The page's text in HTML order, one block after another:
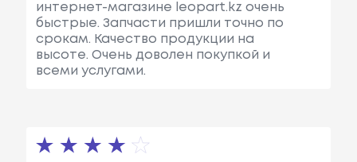
интернет-магазине leopart.kz очень
быстрые. Запчасти пришли точно по
срокам. Качество продукции на
высоте. Очень доволен покупкой и
всеми услугами.